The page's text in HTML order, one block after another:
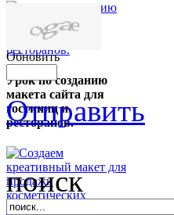
Урок по созданию
макета сайта для
гостиниц и
ресторанов.
Обновить
Отправить
поиск